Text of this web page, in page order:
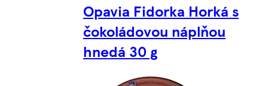
Opavia Fidorka Horká s
čokoládovou náplňou
hnedá 30 g